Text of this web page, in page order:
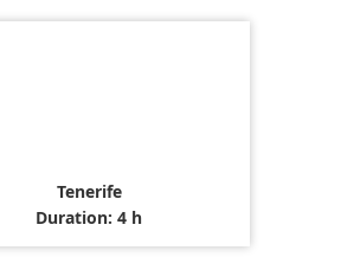
Tenerife
Duration: 4 h